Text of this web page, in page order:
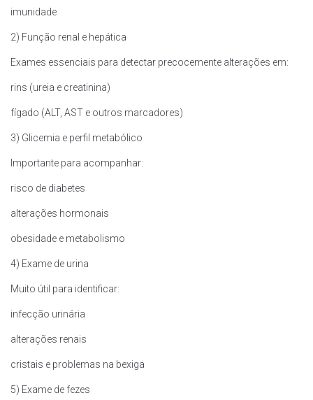
imunidade
2) Função renal e hepática
Exames essenciais para detectar precocemente alterações em:
rins (ureia e creatinina)
fígado (ALT, AST e outros marcadores)
3) Glicemia e perfil metabólico
Importante para acompanhar:
risco de diabetes
alterações hormonais
obesidade e metabolismo
4) Exame de urina
Muito útil para identificar:
infecção urinária
alterações renais
cristais e problemas na bexiga
5) Exame de fezes